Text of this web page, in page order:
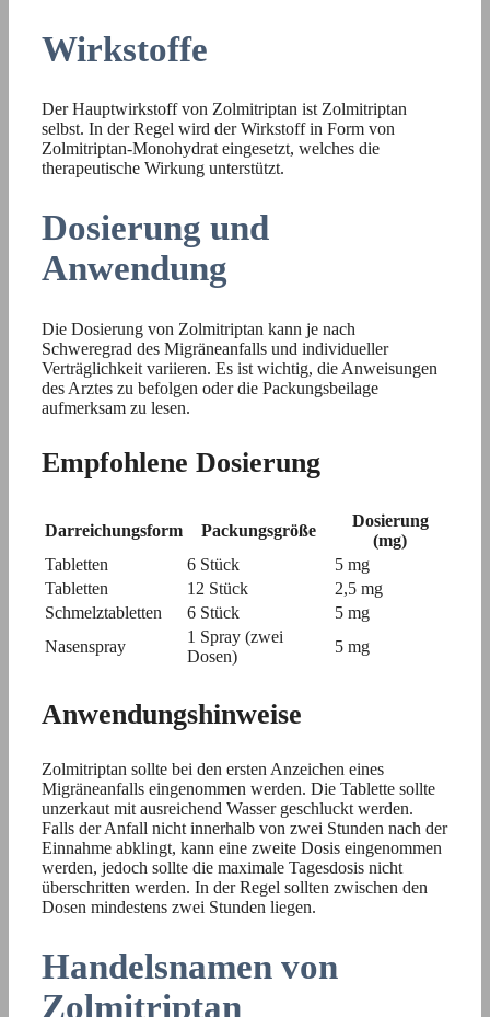
Wirkstoffe
Der Hauptwirkstoff von Zolmitriptan ist Zolmitriptan
selbst. In der Regel wird der Wirkstoff in Form von
Zolmitriptan-Monohydrat eingesetzt, welches die
therapeutische Wirkung unterstützt.
Dosierung und
Anwendung
Die Dosierung von Zolmitriptan kann je nach
Schweregrad des Migräneanfalls und individueller
Verträglichkeit variieren. Es ist wichtig, die Anweisungen
des Arztes zu befolgen oder die Packungsbeilage
aufmerksam zu lesen.
Empfohlene Dosierung
Darreichungsform Packungsgröße
Dosierung
(mg)
Tabletten
6 Stück
5 mg
Tabletten
12 Stück
2,5 mg
Schmelztabletten
6 Stück
5 mg
Nasenspray
1 Spray (zwei
Dosen)
5 mg
Anwendungshinweise
Zolmitriptan sollte bei den ersten Anzeichen eines
Migräneanfalls eingenommen werden. Die Tablette sollte
unzerkaut mit ausreichend Wasser geschluckt werden.
Falls der Anfall nicht innerhalb von zwei Stunden nach der
Einnahme abklingt, kann eine zweite Dosis eingenommen
werden, jedoch sollte die maximale Tagesdosis nicht
überschritten werden. In der Regel sollten zwischen den
Dosen mindestens zwei Stunden liegen.
Handelsnamen von
Zolmitriptan